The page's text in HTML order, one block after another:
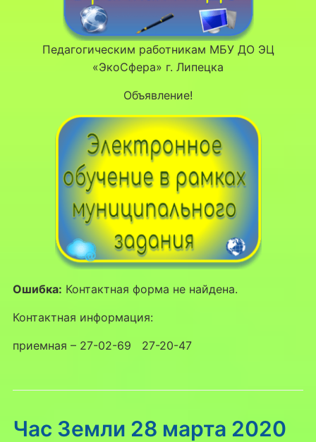
Педагогическим работникам МБУ ДО ЭЦ
«ЭкоСфера» г. Липецка
Объявление!
Ошибка: Контактная форма не найдена.
Контактная информация:
приемная – 27-02-69 27-20-47
Час Земли 28 марта 2020